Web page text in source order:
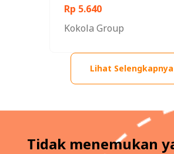
Rp 5.640
Kokola Group
Lihat Selengkapnya
Tidak menemukan